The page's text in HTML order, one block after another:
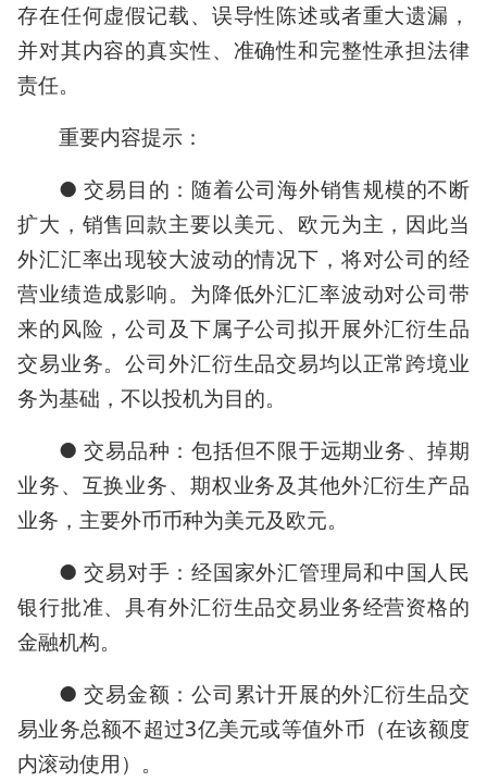
存在任何虚假记载、误导性陈述或者重大遗漏，
并对其内容的真实性、准确性和完整性承担法律
责任。
重要内容提示：
● 交易目的：随着公司海外销售规模的不断
扩大，销售回款主要以美元、欧元为主，因此当
外汇汇率出现较大波动的情况下，将对公司的经
营业绩造成影响。为降低外汇汇率波动对公司带
来的风险，公司及下属子公司拟开展外汇衍生品
交易业务。公司外汇衍生品交易均以正常跨境业
务为基础，不以投机为目的。
● 交易品种：包括但不限于远期业务、掉期
业务、互换业务、期权业务及其他外汇衍生产品
业务，主要外币币种为美元及欧元。
● 交易对手：经国家外汇管理局和中国人民
银行批准、具有外汇衍生品交易业务经营资格的
金融机构。
● 交易金额：公司累计开展的外汇衍生品交
易业务总额不超过3亿美元或等值外币（在该额度
内滚动使用）。